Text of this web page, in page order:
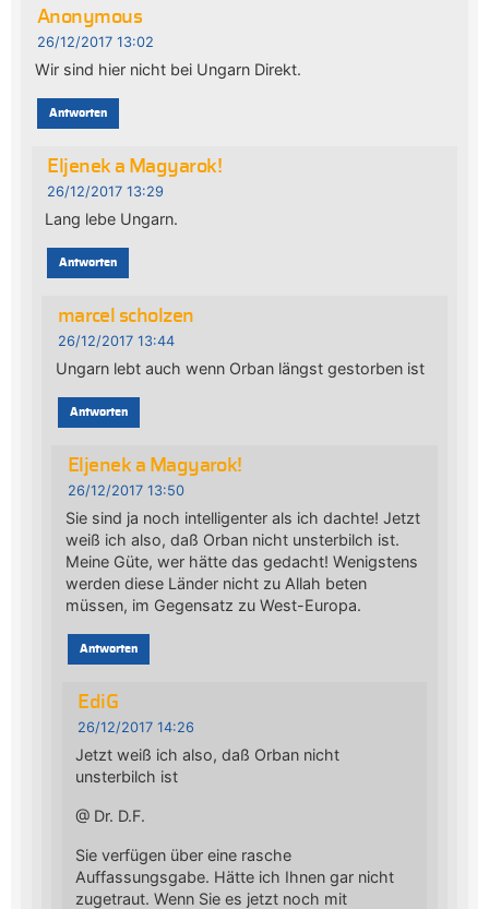
Anonymous
26/12/2017 13:02
Wir sind hier nicht bei Ungarn Direkt.
Antworten
Eljenek a Magyarok!
26/12/2017 13:29
Lang lebe Ungarn.
Antworten
marcel scholzen
26/12/2017 13:44
Ungarn lebt auch wenn Orban längst gestorben ist
Antworten
Eljenek a Magyarok!
26/12/2017 13:50
Sie sind ja noch intelligenter als ich dachte! Jetzt
weiß ich also, daß Orban nicht unsterbilch ist.
Meine Güte, wer hätte das gedacht! Wenigstens
werden diese Länder nicht zu Allah beten
müssen, im Gegensatz zu West-Europa.
Antworten
EdiG
26/12/2017 14:26
Jetzt weiß ich also, daß Orban nicht
unsterbilch ist
@ Dr. D.F.
Sie verfügen über eine rasche
Auffassungsgabe. Hätte ich Ihnen gar nicht
zugetraut. Wenn Sie es jetzt noch mit